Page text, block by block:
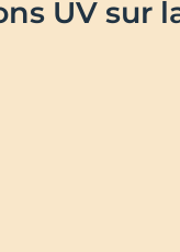
UV sur